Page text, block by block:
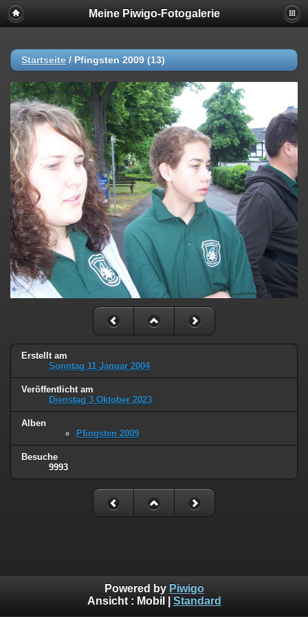
Meine Piwigo-Fotogalerie
Startseite / Pfingsten 2009 (13)
Erstellt am
Sonntag 11 Januar 2004
Veröffentlicht am
Dienstag 3 Oktober 2023
Alben
Pfingsten 2009
Besuche
9993
Powered by Piwigo
Ansicht : Mobil Standard